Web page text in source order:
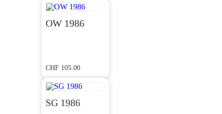
OW 1986
CHF 105.00
SG 1986